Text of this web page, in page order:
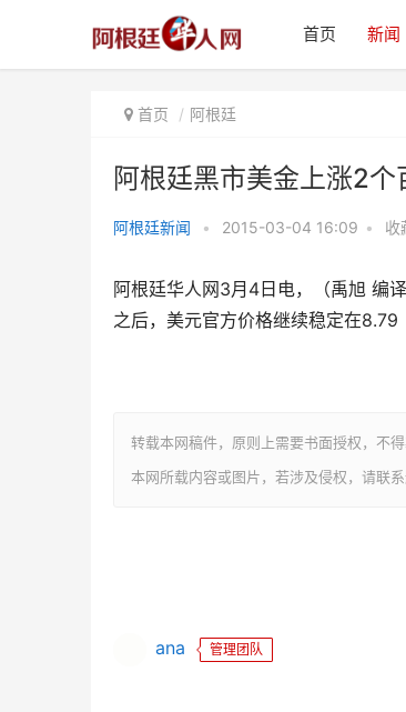
首页 新闻
首页 阿根廷
阿根廷黑市美金上涨2个
阿根廷新闻 • 2015-03-04 16:09 • 收
阿根廷华人网3月4日电，（禹旭 编
之后，美元官方价格继续稳定在8.79
转载本网稿件，原则上需要书面授权，不
本网所载内容或图片，若涉及侵权，请联系
ana 管理团队